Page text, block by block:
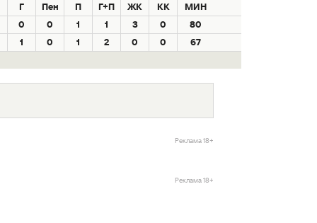
Г Пен П Г+П ЖК КК
МИН
0 0 1 1 3 0
80
1 0 1 2 0 0 67
Реклама 18+
Реклама 18+